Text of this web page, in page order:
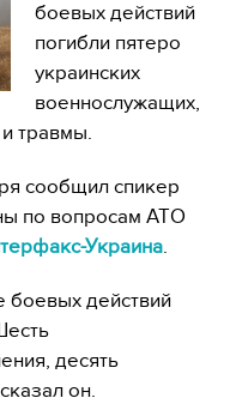
боевых действий
погибли пятеро
украинских
военнослужащих,
травмы.
сообщил спикер
по вопросам АТО
Украина.
боевых действий
десять
он.